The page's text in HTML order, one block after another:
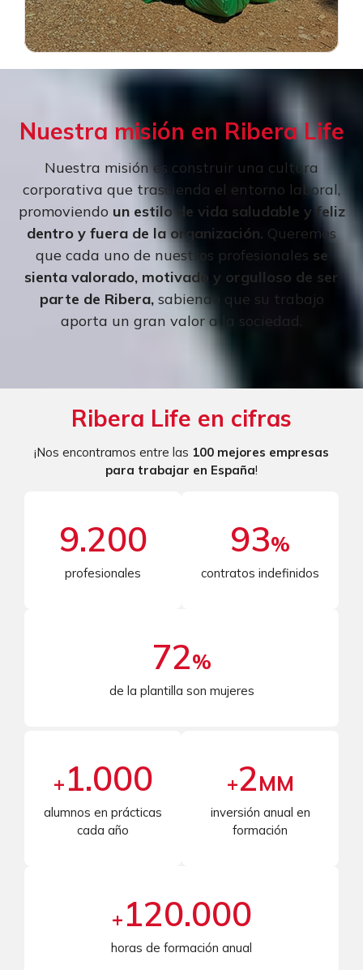
Nuestra misión en Ribera Life
Nuestra misión es construir una cultura
corporativa que trascienda el entorno laboral,
promoviendo un estilo de vida saludable y feliz
dentro y fuera de la organización. Queremos
que cada uno de nuestros profesionales se
sienta valorado, motivado y orgulloso de ser
parte de Ribera,sabiendo que su trabajo
aporta un gran valor a la sociedad.
Ribera Life en cifras
¡Nos encontramos entre las 100 mejores empresas
para trabajar en España!
9.200
profesionales
93%
contratos indefinidos
72%
de la plantilla son mujeres
+1.000
alumnos en prácticas
cada año
+2MM
inversión anual en
formación
+120.000
horas de formación anual